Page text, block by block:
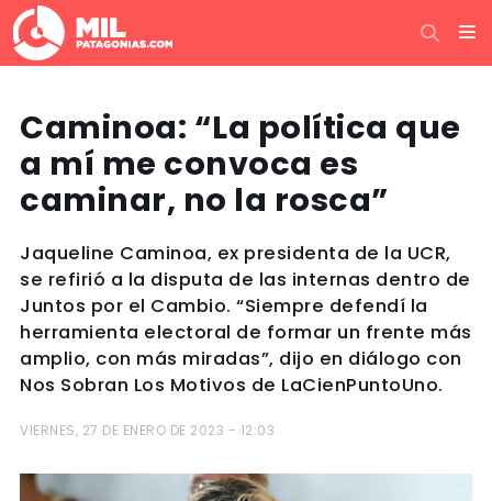
Caminoa: “La política que
a mí me convoca es
caminar, no la rosca”
Jaqueline Caminoa, ex presidenta de la UCR,
se refirió a la disputa de las internas dentro de
Juntos por el Cambio. “Siempre defendí la
herramienta electoral de formar un frente más
amplio, con más miradas”, dijo en diálogo con
Nos Sobran Los Motivos de LaCienPuntoUno.
VIERNES, 27 DE ENERO DE 2023 - 12:03